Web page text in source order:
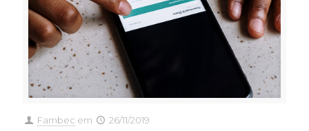
Fambec em 26/11/2019